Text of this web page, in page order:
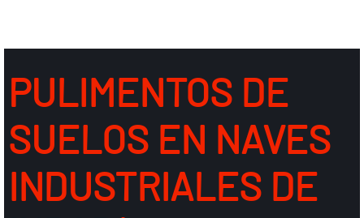
PULIMENTOS DE
SUELOS EN NAVES
INDUSTRIALES DE